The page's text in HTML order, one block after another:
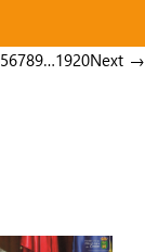
56789…1920Next →